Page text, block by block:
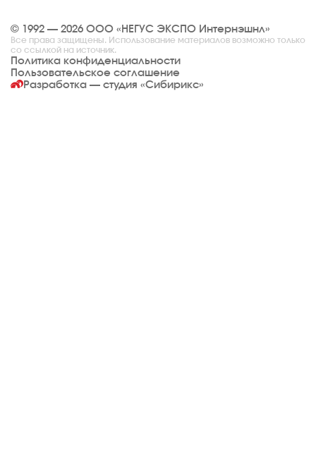
© 1992 — 2026 ООО «НЕГУС ЭКСПО Интернэшнл»
Все права защищены. Использование материалов возможно только
со ссылкой на источник.
Политика конфиденциальности
Пользовательское соглашение
Разработка — студия «Сибирикс»